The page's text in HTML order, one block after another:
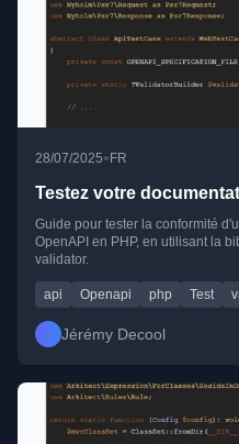
28/07/2025• FR
Testez votre
Guide pour tester la conformité
OpenAPI en PHP, en utilisant la
validator.
api Openapi php Test
Jérémy Decool